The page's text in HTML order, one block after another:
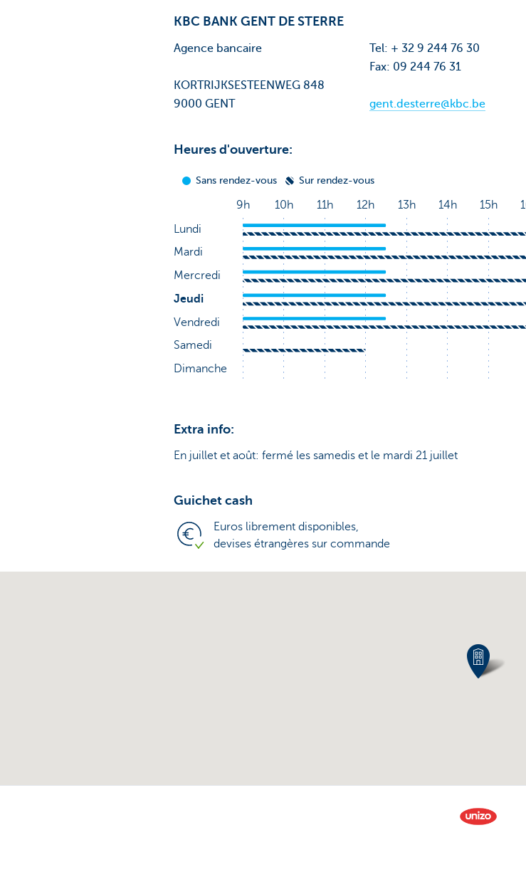
KBC BANK GENT DE STERRE
Agence bancaire
KORTRIJKSESTEENWEG 848
9000 GENT
Tel: + 32 9 244 76 30
Fax: 09 244 76 31
gent.desterre@kbc.be
Heures d'ouverture:
Extra info:
En juillet et août: fermé les samedis et le mardi 21 juillet
Guichet cash
Euros librement disponibles,
devises étrangères sur commande